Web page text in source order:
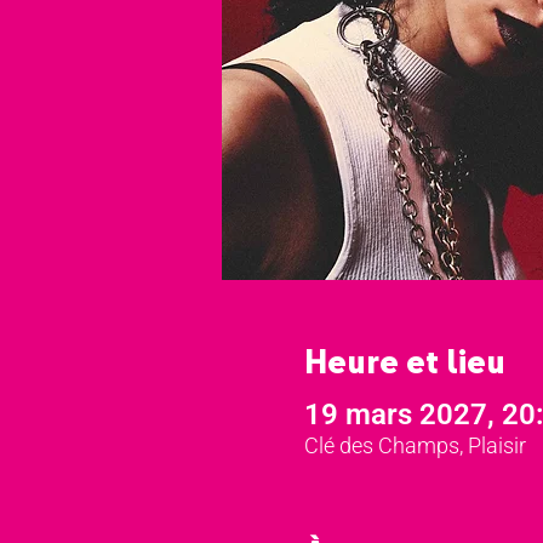
Heure et lieu
19 mars 2027,
Clé des Champs, Plaisir